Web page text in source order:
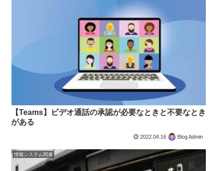
【Teams】ビデオ通話の承認が必要なときと不要なとき
がある
2022.04.16 Blog Admin
情報システム関連